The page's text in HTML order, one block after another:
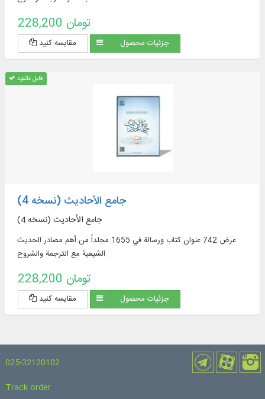
228,200 تومان
مقایسه کنید جزئیات محصول
قابل دانلود
جامع الأحادیث (نسخه 4)
جامع الأحادیث (نسخه 4)
عرض 742 عنوان كتاب ورسالة في 1655 مجلداً من أهم مصادر الحديث
الشيعية مع الترجمة والشروح.
228,200 تومان
مقایسه کنید جزئیات محصول
025-32120102
Track order